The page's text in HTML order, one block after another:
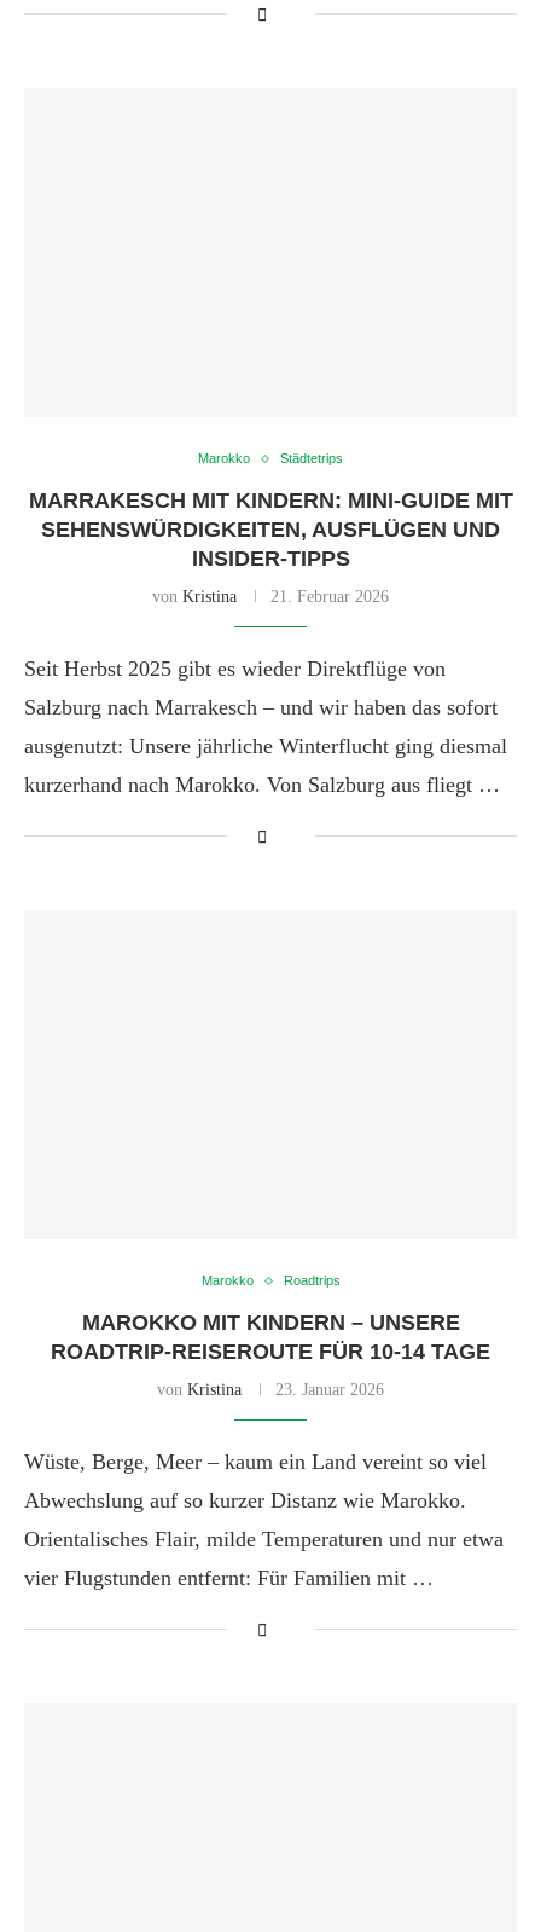
Marokko Städtetrips
MARRAKESCH MIT KINDERN: MINI-GUIDE MIT
SEHENSWÜRDIGKEITEN, AUSFLÜGEN UND
INSIDER-TIPPS
von Kristina 21. Februar 2026
Seit Herbst 2025 gibt es wieder Direktflüge von
Salzburg nach Marrakesch – und wir haben das sofort
ausgenutzt: Unsere jährliche Winterflucht ging diesmal
kurzerhand nach Marokko. Von Salzburg aus fliegt …
Marokko Roadtrips
MAROKKO MIT KINDERN – UNSERE
ROADTRIP-REISEROUTE FÜR 10-14 TAGE
von Kristina 23. Januar 2026
Wüste, Berge, Meer – kaum ein Land vereint so viel
Abwechslung auf so kurzer Distanz wie Marokko.
Orientalisches Flair, milde Temperaturen und nur etwa
vier Flugstunden entfernt: Für Familien mit …